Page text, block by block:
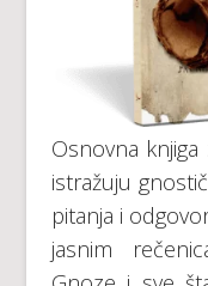
Osnovna
istražuju
pitanja i
jasnim